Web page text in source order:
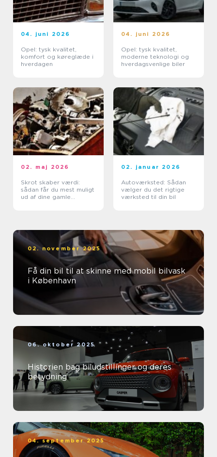
04. juni 2026
Opel: tysk kvalitet,
komfort og køreglæde i
hverdagen
04. juni 2026
Opel: tysk kvalitet,
moderne teknologi og
hverdagsvenlige biler
02. maj 2026
Skrot skaber værdi:
sådan får du mest muligt
ud af dine gamle
02. januar 2026
Autoværksted: Sådan
vælger du det rigtige
værksted til din bil
02. november 2025
Få din bil til at skinne med mobil bilvask
i København
06. oktober 2025
Historien bag biludstillinger og deres
betydning
04. september 2025